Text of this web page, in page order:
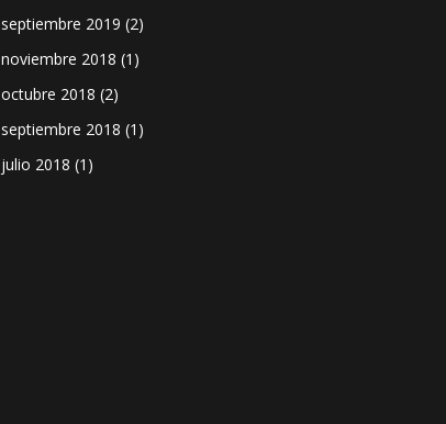
septiembre 2019 (2)
noviembre 2018 (1)
octubre 2018 (2)
septiembre 2018 (1)
julio 2018 (1)